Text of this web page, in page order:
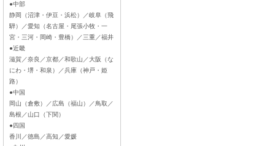
●中部
静岡（沼津・伊豆・浜松）／岐阜（飛
騨）／愛知（名古屋・尾張小牧・一
宮・三河・岡崎・豊橋）／三重／福井
●近畿
滋賀／奈良／京都／和歌山／大阪（な
にわ・堺・和泉）／兵庫（神戸・姫
路）
●中国
岡山（倉敷）／広島（福山）／鳥取／
島根／山口（下関）
●四国
香川／徳島／高知／愛媛